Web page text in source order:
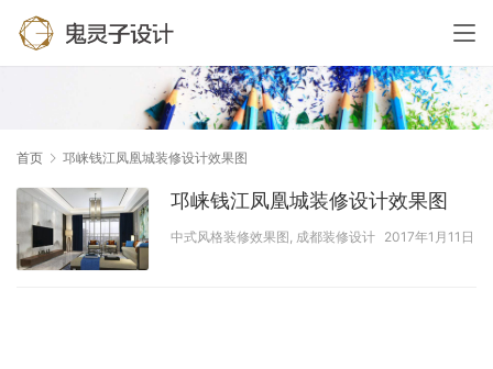
首页 邛崃钱江凤凰城装修设计效果图
邛崃钱江凤凰城装修设计效果图
中式风格装修效果图 成都装修设计 2017年1月11日